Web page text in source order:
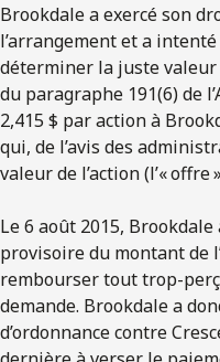
Brookdale a exercé son
l’arrangement et a
déterminer la juste valeur
du paragraphe 191(6) de
2,415 $ par action à
qui, de l’avis des
valeur de l’action (l’«
Le 6 août 2015,
provisoire du montant de
rembourser tout trop-
demande. Brookdale a
d’ordonnance contre